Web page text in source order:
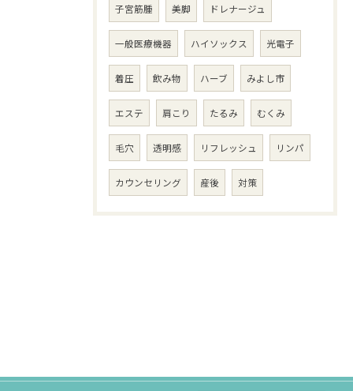
子宮筋腫 美脚 ドレナージュ
一般医療機器 ハイソックス 光電子
着圧 飲み物 ハーブ みよし市
エステ 肩こり たるみ むくみ
毛穴 透明感 リフレッシュ リンパ
カウンセリング 産後 対策